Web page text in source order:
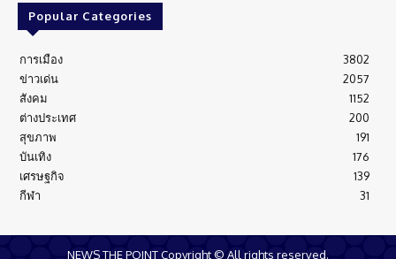
Popular Categories
การเมือง
3802
ข่าวเด่น
2057
สังคม
1152
ต่างประเทศ
200
สุขภาพ
191
บันเทิง
176
เศรษฐกิจ
139
กีฬา
31
NEWS THE POINT Copyright © All rights reserved.